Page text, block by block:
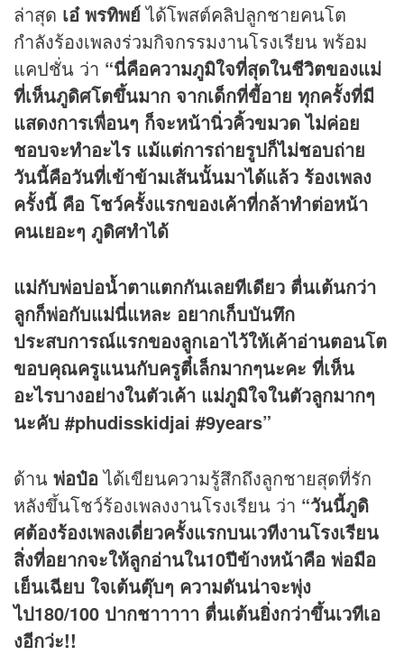
ล่าสุด เอ๋ พรทิพย์ได้โพสต์คลิปลูกชายคนโต
กำลังร้องเพลงร่วมกิจกรรมงานโรงเรียน พร้อม
แคปชั่น ว่า “นี่คือความภูมิใจที่สุดในชีวิตของแม่​
ที่เห็นภูดิศโตขึ้นมาก​ จากเด็กที่ขี้อาย​ ทุกครั้งที่มี
แสดงการเพื่อน​ๆ​ ก็จะหน้านิ่วคิ้วขมวด​ ไม่ค่อย
ชอบจะทำอะไร​ แม้แต่การถ่ายรูป​ก็ไม่ชอบถ่าย​
วันนี้คือวันที่เข้าข้ามเส้นนั้นมาได้แล้ว​ ร้องเพลง
ครั้งนี้​ คือ​ โชว์ครั้งแรกของเค้าที่กล้าทำต่อหน้า
คนเยอะๆ​ ภูดิศทำได้​
แม่กับพ่อบ่อน้ำตาแตกกันเลยทีเดียว​ ตื่นเต้นกว่า
ลูกก็พ่อกับแม่นี่แหละ​ อยากเก็บบันทึก
ประสบการณ์แรกของลูกเอาไว้ให้เค้าอ่านตอนโต​
ขอบคุณครูแนนกับครูตี๋เล็กมากๆนะคะ​ ที่เห็น
อะไรบางอย่างในตัวเค้า​ แม่ภูมิใจในตัวลูกมากๆ
นะคับ​ #phudisskidjai #9years”
ด้าน พ่อป๋อได้เขียนความรู้สึกถึงลูกชายสุดที่รัก
หลังขึ้นโชว์ร้องเพลงงานโรงเรียน ว่า “วันนี้ภูดิ
ศต้องร้องเพลงเดี่ยวครั้งแรกบนเวทีงานโรงเรียน
สิ่งที่อยากจะให้ลูกอ่านใน10ปีข้างหน้าคือ พ่อมือ
เย็นเฉียบ ใจเต้นตุ๊บๆ ความดันน่าจะพุ่ง
ไป180/100 ปากชาาาาา ตื่นเต้นยิ่งกว่าขึ้นเวทีเอ
งอีกว่ะ!!